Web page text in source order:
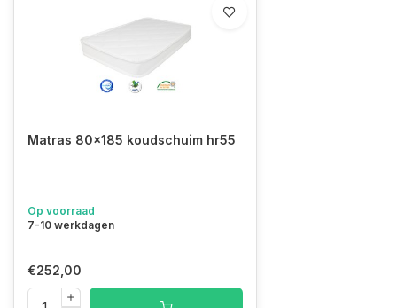
Matras 80x185 koudschuim hr55
Op voorraad
7-10 werkdagen
€252,00